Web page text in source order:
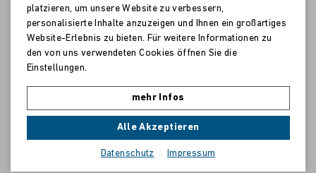
platzieren, um unsere Website zu verbessern,
personalisierte Inhalte anzuzeigen und Ihnen ein großartiges
Website-Erlebnis zu bieten. Für weitere Informationen zu
den von uns verwendeten Cookies öffnen Sie die
Einstellungen.
mehr Infos
Alle Akzeptieren
Datenschutz Impressum